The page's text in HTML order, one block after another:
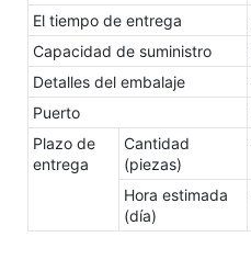
El tiempo de entrega
Capacidad de suministro
Detalles del embalaje
Puerto
Plazo de
entrega
Cantidad
(piezas)
Hora estimada
(día)